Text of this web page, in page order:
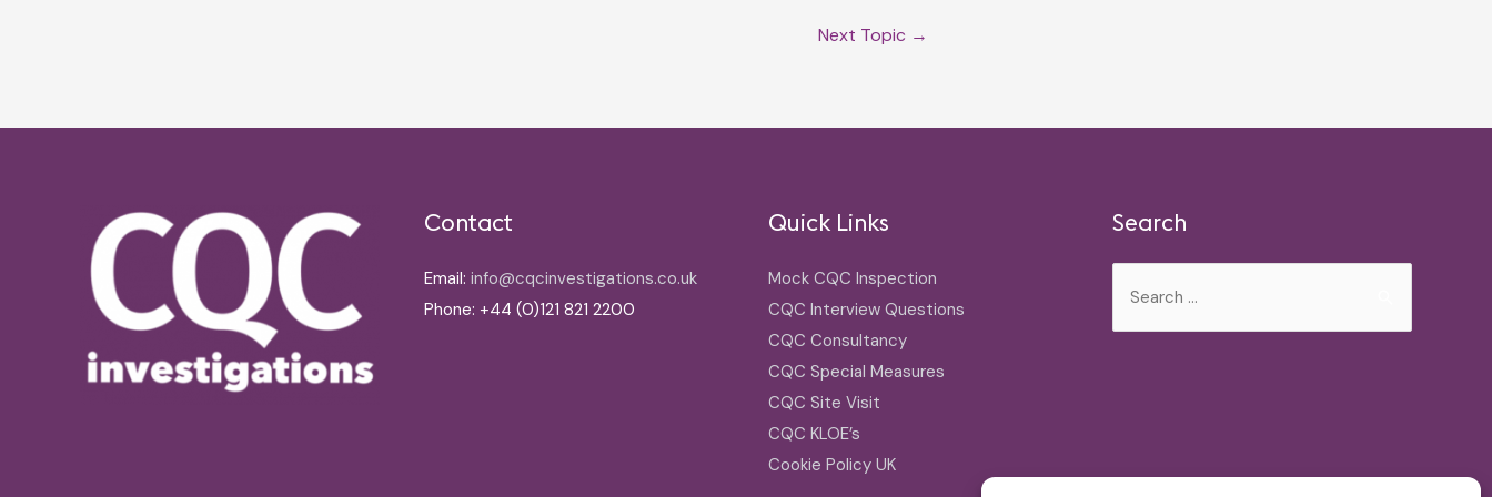
Next Topic →
Contact
Email: info@cqcinvestigations.co.uk
Phone: +44 (0)121 821 2200
Quick Links
Mock CQC Inspection
CQC Interview Questions
CQC Consultancy
CQC Special Measures
CQC Site Visit
CQC KLOE’s
Cookie Policy UK
Search
for: